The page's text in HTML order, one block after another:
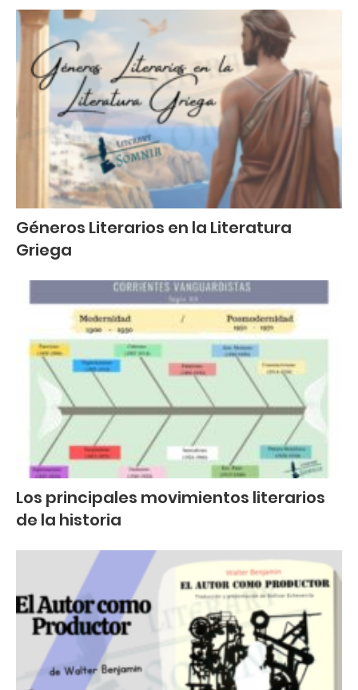
Géneros Literarios en la Literatura
Griega
Los principales movimientos literarios
de la historia